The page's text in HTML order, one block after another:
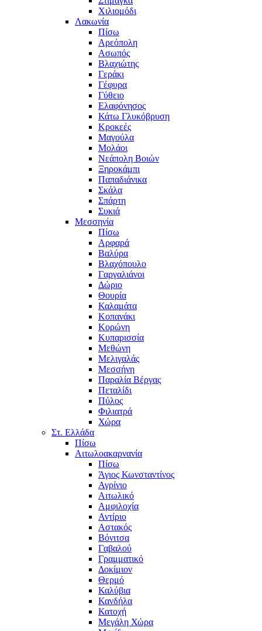
Χιλιομόδι
Λακωνία
Πίσω
Αρεόπολη
Ασωπός
Βλαχιώτης
Γεράκι
Γέφυρα
Γύθειο
Ελαφόνησος
Κάτω Γλυκόβρυση
Κροκεές
Μαγούλα
Μολάοι
Νεάπολη Βοιών
Ξηροκάμπι
Παπαδιάνικα
Σκάλα
Σπάρτη
Συκιά
Μεσσηνία
Πίσω
Αρφαρά
Βαλύρα
Βλαχόπουλο
Γαργαλιάνοι
Δώριο
Θουρία
Καλαμάτα
Κοπανάκι
Κορώνη
Κυπαρισσία
Μεθώνη
Μελιγαλάς
Μεσσήνη
Παραλία Βέργας
Πεταλίδι
Πύλος
Φιλιατρά
Χώρα
Στ. Ελλάδα
Πίσω
Αιτωλοακαρνανία
Πίσω
Άγιος Κωνσταντίνος
Αγρίνιο
Αιτωλικό
Αμφιλοχία
Αντίριο
Αστακός
Βόνιτσα
Γαβαλού
Γραμματικό
Δοκίμιον
Θερμό
Καλύβια
Κανδήλα
Κατοχή
Μεγάλη Χώρα